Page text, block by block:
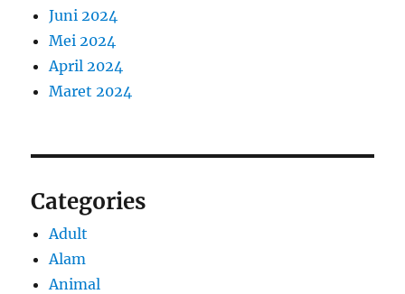
Juni 2024
Mei 2024
April 2024
Maret 2024
Categories
Adult
Alam
Animal